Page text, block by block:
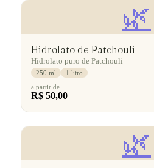
🌿
Hidrolato de Patchouli
Hidrolato puro de Patchouli
250 ml
1 litro
a partir de
R$ 50,00
🌿